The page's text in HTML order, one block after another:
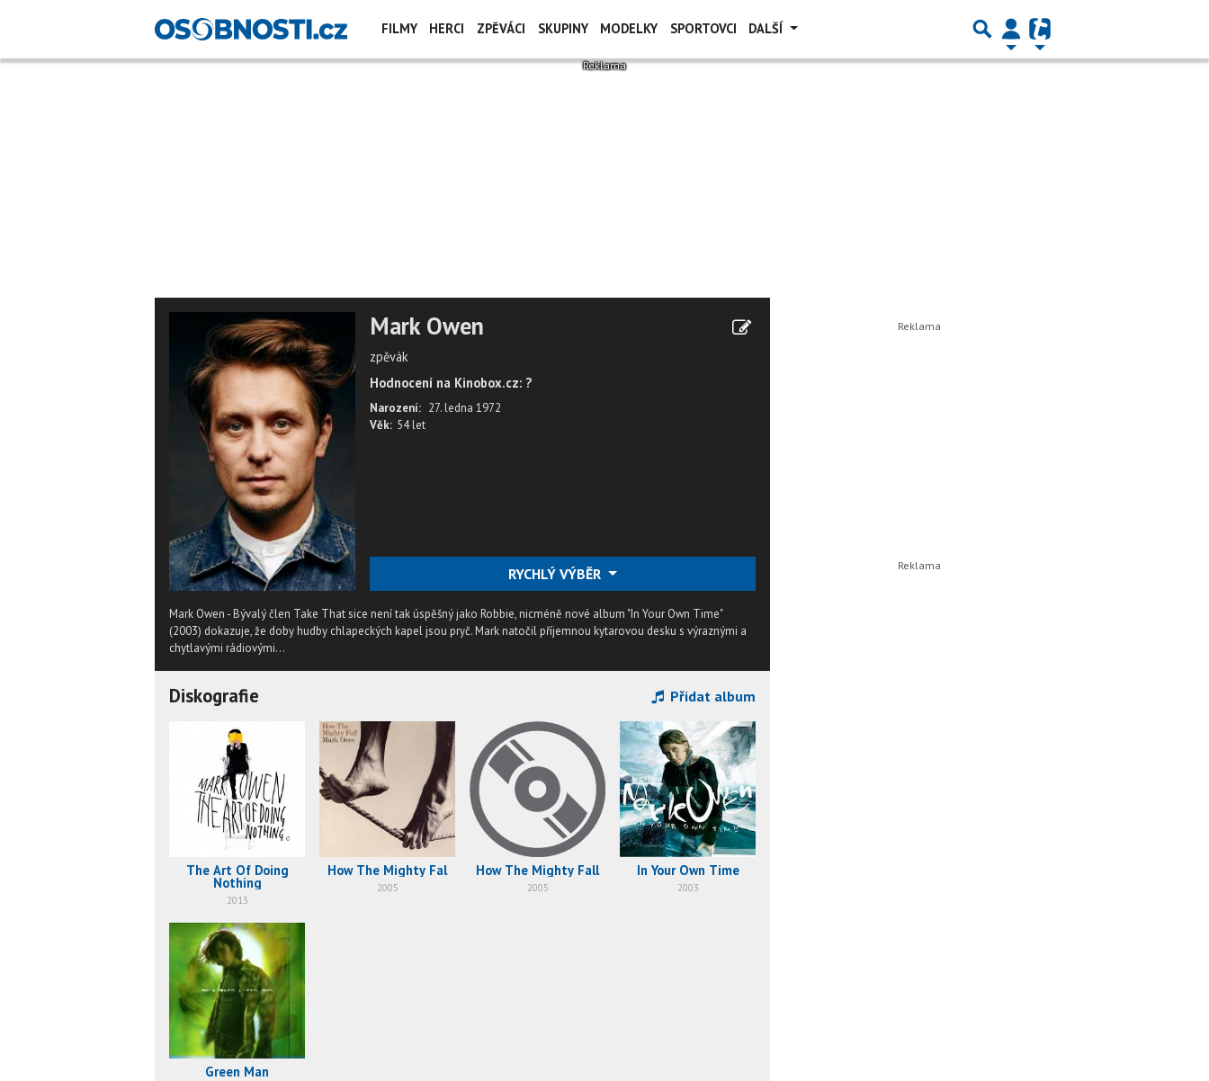
FILMY HERCI ZPĚVÁCI SKUPINY MODELKY SPORTOVCI DALŠÍ
Mark Owen
zpěvák
Hodnocení na Kinobox.cz: ?
Narození: 27. ledna 1972
Věk: 54 let
RYCHLÝ VÝBĚR
Mark Owen - Bývalý člen Take That sice není tak úspěšný jako Robbie, nicméně nové album "In Your Own Time"
(2003) dokazuje, že doby hudby chlapeckých kapel jsou pryč. Mark natočil příjemnou kytarovou desku s výraznými a
chytlavými rádiovými...
Diskografie Přidat album
The Art Of Doing
Nothing
2013
How The Mighty Fal
2005
How The Mighty Fall
2005
In Your Own Time
2003
Green Man